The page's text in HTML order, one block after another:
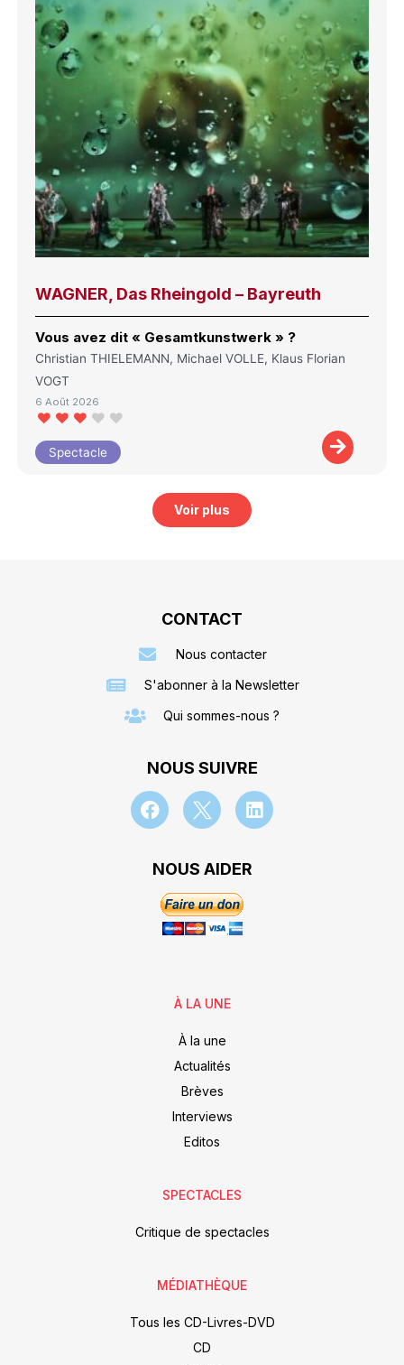
WAGNER, Das Rheingold – Bayreuth
Vous avez dit « Gesamtkunstwerk » ?
Christian THIELEMANN, Michael VOLLE, Klaus Florian
VOGT
6 Août 2026
Spectacle
Voir plus
CONTACT
Nous contacter
S'abonner à la Newsletter
Qui sommes-nous ?
NOUS SUIVRE
NOUS AIDER
À LA UNE
À la une
Actualités
Brèves
Interviews
Editos
SPECTACLES
Critique de spectacles
MÉDIATHÈQUE
Tous les CD-Livres-DVD
CD